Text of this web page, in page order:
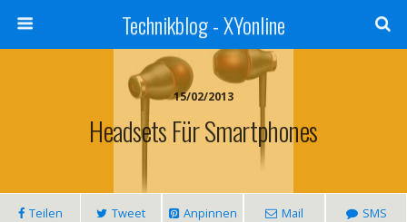
Technikblog - XYonline
15/02/2013
Headsets Für Smartphones
Teilen Tweet Anpinnen Mail SMS